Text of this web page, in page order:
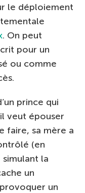
le déploiement
. On peut
pour un
ou comme
prince qui
veut épouser
faire, sa mère a
(en
simulant la
un
un